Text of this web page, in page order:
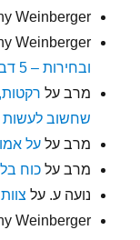
Weinberger
Weinberger
ובחירות – 5 דברים שחשוב לעשות
מרב על
שחשוב לעשות
מרב עלעל
מרב עלכוח
נועה ע. על
Weinberger